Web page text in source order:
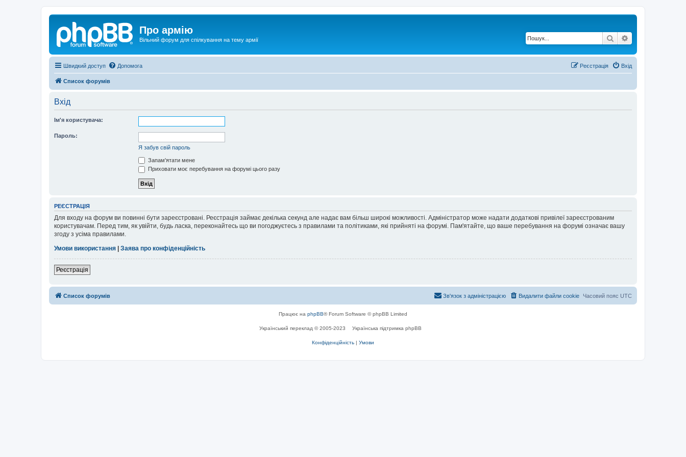
Про армію
Вільний форум для спілкування на тему армії Пошук
Швидкий доступ Допомога Вхід
Реєстрація
Список форумів
Вхід
Ім'я користувача:
Пароль:
Я забув свій пароль
Запам'ятати мене
Приховати моє перебування на форумі цього разу
РЕЄСТРАЦІЯ
Для входу на форум ви повинні бути зареєстровані. Реєстрація займає декілька секунд але надає вам більш широкі можливості. Адміністратор може надати додаткові привілеї зареєстрованим
користувачам. Перед тим, як увійти, будь ласка, переконайтесь що ви погоджуєтесь з правилами та політиками, які прийняті на форумі. Пам'ятайте, що ваше перебування на форумі означає вашу
згоду з усіма правилами.
Умови використання
Заява про конфіденційність
Реєстрація
Список форумів Часовий пояс UTC
Видалити файли cookie
Зв'язок з адміністрацією
Працює на phpBB® Forum Software © phpBB Limited
Український переклад © 2005-2023 Українська підтримка phpBB
Конфіденційність | Умови